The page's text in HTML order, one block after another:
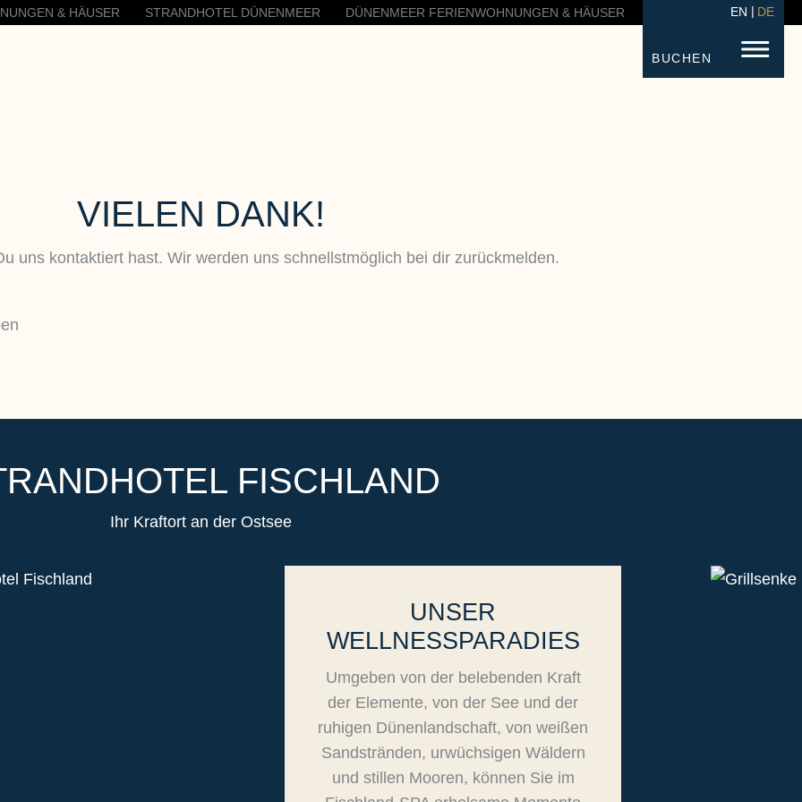
& HÄUSER STRANDHOTEL DÜNENMEER DÜNENMEER FERIENWOHNUNGEN & HÄUSER
BUCHEN
EN DE
VIELEN DANK!
uns kontaktiert hast. Wir werden uns schnellstmöglich bei dir zurückmelden.
FISCHLAND
Ihr Kraftort an der Ostsee
UNSER
WELLNESSPARADIES
Umgeben von der belebenden Kraft
der Elemente, von der See und der
ruhigen Dünenlandschaft, von weißen
Sandstränden, urwüchsigen Wäldern
und stillen Mooren, können Sie im